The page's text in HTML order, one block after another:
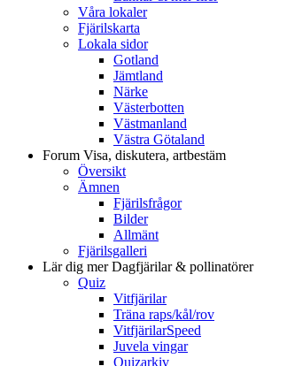
Våra lokaler
Fjärilskarta
Lokala sidor
Gotland
Jämtland
Närke
Västerbotten
Västmanland
Västra Götaland
Forum Visa, diskutera, artbestäm
Översikt
Ämnen
Fjärilsfrågor
Bilder
Allmänt
Fjärilsgalleri
Lär dig merDagfjärilar & pollinatörer
Quiz
Vitfjärilar
Träna raps/kål/rov
VitfjärilarSpeed
Juvela vingar
Quizarkiv